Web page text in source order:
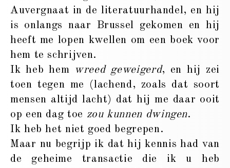
Auvergnaat in de literatuurhandel, en hij
is onlangs naar Brussel gekomen en hij
heeft me lopen kwellen om een boek voor
hem te schrijven.
Ik heb hem wreed geweigerd, en hij zei
toen tegen me (lachend, zoals dat soort
mensen altijd lacht) dat hij me daar ooit
op een dag toe zou kunnen dwingen.
Ik heb het niet goed begrepen.
Maar nu begrijp ik dat hij kennis had van
de geheime transactie die ik u heb